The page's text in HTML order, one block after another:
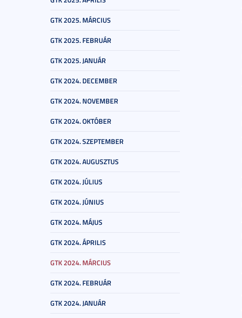
GTK 2025. MÁRCIUS
GTK 2025. FEBRUÁR
GTK 2025. JANUÁR
GTK 2024. DECEMBER
GTK 2024. NOVEMBER
GTK 2024. OKTÓBER
GTK 2024. SZEPTEMBER
GTK 2024. AUGUSZTUS
GTK 2024. JÚLIUS
GTK 2024. JÚNIUS
GTK 2024. MÁJUS
GTK 2024. ÁPRILIS
GTK 2024. MÁRCIUS
GTK 2024. FEBRUÁR
GTK 2024. JANUÁR